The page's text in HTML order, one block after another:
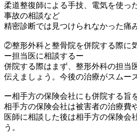
柔道整復師による手技、電気を使っ
事故の相談など
精密診断では見つけられなかった痛
②整形外科と整骨院を併院する際に
ー担当医に相談するー
併院する際はまず、整形外科の担当
伝えましょう。今後の治療がスムー
ー相手方の保険会社にも併院する旨
相手方の保険会社は被害者の治療費
医師に相談した後は相手方の保険会
う。